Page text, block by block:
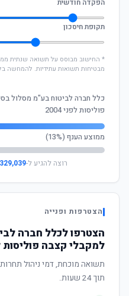
הפקדה חודשית
תקופת חיסכון
מבטיחות תשואות עתידיות. להמחשה
כלל חברה לביטוח בע"מ מסלול
פוליסות לפני 2004
ממוצע הענף (13%)
רוצה להגיע ל-329,039 ₪
הצטרפות ופנייה
הצטרפו לכלל חברה
למקבלי קצבה פוליסות
תשואה מוכחת, דמי ניהול
תוך 24 שעות.